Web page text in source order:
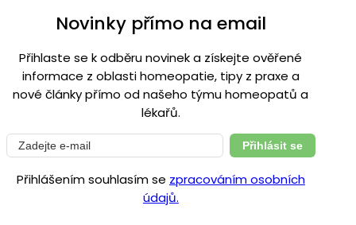
Novinky přímo na email
Přihlaste se k odběru novinek a získejte ověřené
informace z oblasti homeopatie, tipy z praxe a
nové články přímo od našeho týmu homeopatů a
lékařů.
Přihlásit se
Přihlášením souhlasím se zpracováním osobních
údajů.